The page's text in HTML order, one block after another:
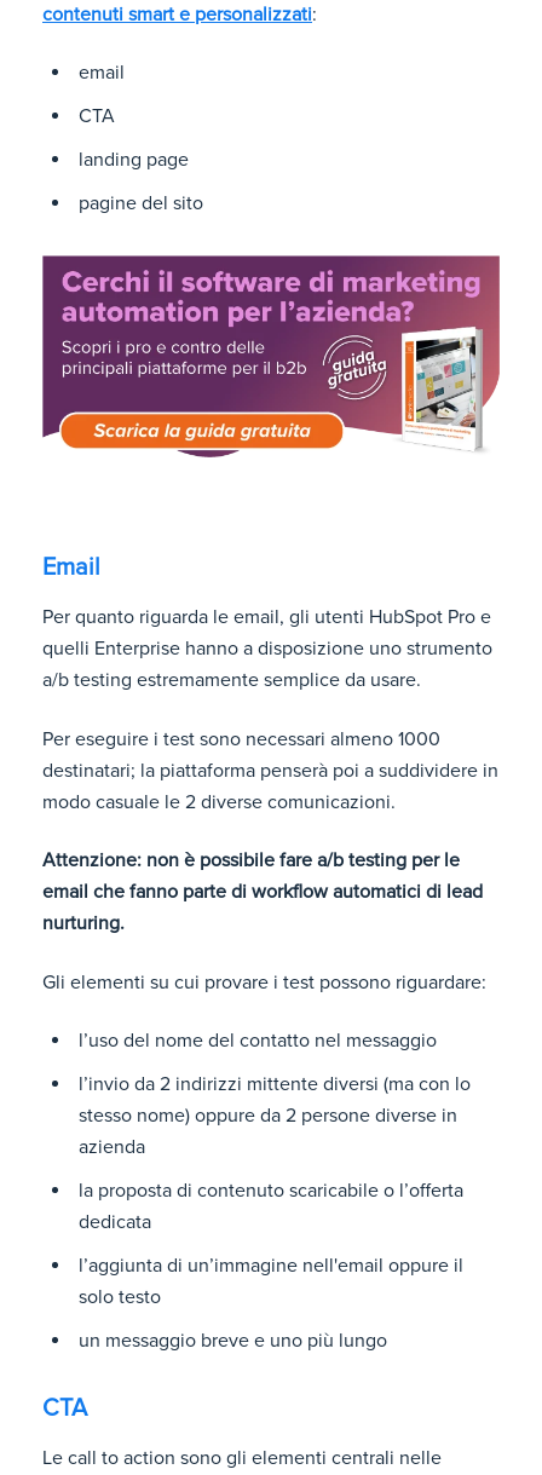
contenuti smart e personalizzati:
email
CTA
landing page
pagine del sito
Email
Per quanto riguarda le email, gli utenti HubSpot Pro e
quelli Enterprise hanno a disposizione uno strumento
a/b testing estremamente semplice da usare.
Per eseguire i test sono necessari almeno 1000
destinatari; la piattaforma penserà poi a suddividere in
modo casuale le 2 diverse comunicazioni.
Attenzione: non è possibile fare a/b testing per le
email che fanno parte di workflow automatici di lead
nurturing.
Gli elementi su cui provare i test possono riguardare:
l’uso del nome del contatto nel messaggio
l’invio da 2 indirizzi mittente diversi (ma con lo
stesso nome) oppure da 2 persone diverse in
azienda
la proposta di contenuto scaricabile o l’offerta
dedicata
l’aggiunta di un’immagine nell'email oppure il
solo testo
un messaggio breve e uno più lungo
CTA
Le call to action sono gli elementi centrali nelle